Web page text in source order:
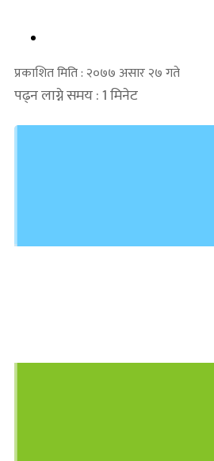
प्रकाशित मिति : २०७७ असार २७ गते
पढ्न लाग्ने समय : 1 मिनेट